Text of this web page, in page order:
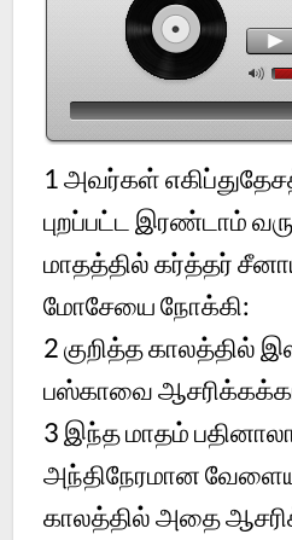
1அவர்கள்
புறப்பட்ட இரண்டாம்
மாதத்தில் கர்த்தர்
மோசேயை நோக்கி:
2குறித்த காலத்தில்
பஸ்காவை
3 இந்த மாதம்
அந்திநேரமான
காலத்தில் அதை